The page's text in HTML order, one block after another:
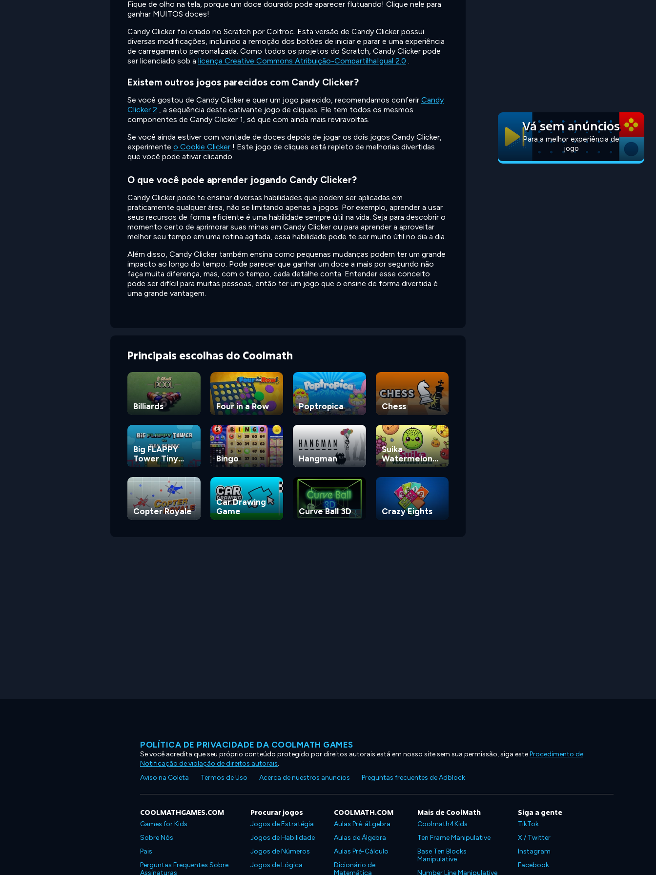
Fique de olho na tela, porque um doce dourado pode aparecer flutuando! Clique nele para
ganhar MUITOS doces!
Candy Clicker foi criado no Scratch por Coltroc. Esta versão de Candy Clicker possui
diversas modificações, incluindo a remoção dos botões de iniciar e parar e uma experiência
de carregamento personalizada. Como todos os projetos do Scratch, Candy Clicker pode
ser licenciado sob a licença Creative Commons Atribuição-CompartilhaIgual 2.0 .
Existem outros jogos parecidos com Candy Clicker?
Se você gostou de Candy Clicker e quer um jogo parecido, recomendamos conferir Candy
Clicker 2 , a sequência deste cativante jogo de cliques. Ele tem todos os mesmos
componentes de Candy Clicker 1, só que com ainda mais reviravoltas.
Se você ainda estiver com vontade de doces depois de jogar os dois jogos Candy Clicker,
experimente o Cookie Clicker ! Este jogo de cliques está repleto de melhorias divertidas
que você pode ativar clicando.
O que você pode aprender jogando Candy Clicker?
Candy Clicker pode te ensinar diversas habilidades que podem ser aplicadas em
praticamente qualquer área, não se limitando apenas a jogos. Por exemplo, aprender a usar
seus recursos de forma eficiente é uma habilidade sempre útil na vida. Seja para descobrir o
momento certo de aprimorar suas minas em Candy Clicker ou para aprender a aproveitar
melhor seu tempo em uma rotina agitada, essa habilidade pode te ser muito útil no dia a dia.
Além disso, Candy Clicker também ensina como pequenas mudanças podem ter um grande
impacto ao longo do tempo. Pode parecer que ganhar um doce a mais por segundo não
faça muita diferença, mas, com o tempo, cada detalhe conta. Entender esse conceito
pode ser difícil para muitas pessoas, então ter um jogo que o ensine de forma divertida é
uma grande vantagem.
Principais escolhas do Coolmath
Billiards Four in a Row Poptropica Chess
Big FLAPPY
Tower Tiny
Square
Bingo Hangman
Suika
Watermelon
Game
Copter Royale
Car Drawing
Game
Curve Ball 3D Crazy Eights
Vá sem anúncios
Para a melhor experiência de
jogo
POLÍTICA DE PRIVACIDADE DA COOLMATH GAMES
Se você acredita que seu próprio conteúdo protegido por direitos autorais está em nosso site sem sua permissão, siga esteProcedimento de
Notificação de violação de direitos autorais.
Aviso na Coleta
Termos de Uso Acerca de nuestros anuncios Preguntas frecuentes de Adblock
COOLMATHGAMES.COM
Games for Kids
Sobre Nós
Pais
Perguntas Frequentes Sobre
Assinaturas
Procurar jogos
Jogos de Estratégia
Jogos de Habilidade
Jogos de Números
Jogos de Lógica
COOLMATH.COM
Aulas Pré-áLgebra
Aulas de Álgebra
Aulas Pré-Cálculo
Dicionário de
Matemática
Mais de CoolMath
Coolmath4Kids
Ten Frame Manipulative
Base Ten Blocks
Manipulative
Number Line Manipulative
Siga a gente
TikTok
X / Twitter
Instagram
Facebook